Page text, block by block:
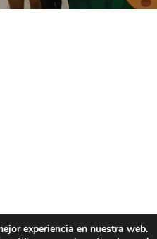
experiencia en nuestra web.